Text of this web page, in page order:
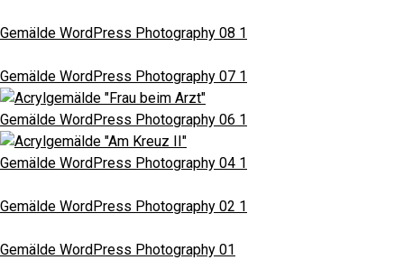
Gemälde WordPress Photography 08 1
Gemälde WordPress Photography 07 1
Gemälde WordPress Photography 06 1
Gemälde WordPress Photography 04 1
Gemälde WordPress Photography 02 1
Gemälde WordPress Photography 01